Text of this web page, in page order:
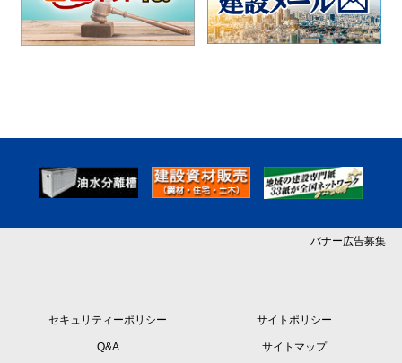
バナー広告募集
セキュリティーポリシー サイトポリシー
Q&A サイトマップ